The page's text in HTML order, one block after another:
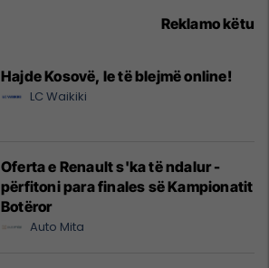
Reklamo këtu
Hajde Kosovë, le të blejmë online!
LC Waikiki
Oferta e Renault s'ka të ndalur -
përfitoni para finales së Kampionatit
Botëror
Auto Mita